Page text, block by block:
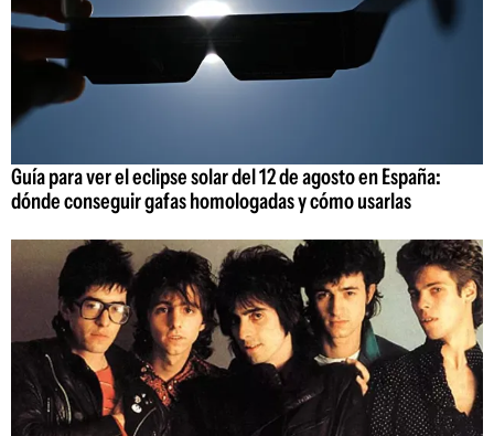
Guía para ver el eclipse solar del 12 de agosto en España:
dónde conseguir gafas homologadas y cómo usarlas